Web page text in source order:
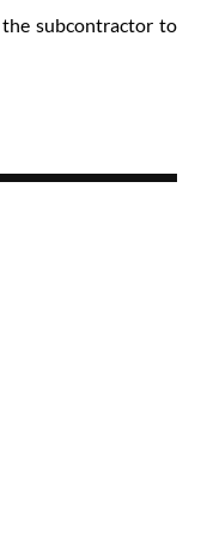
the subcontractor to